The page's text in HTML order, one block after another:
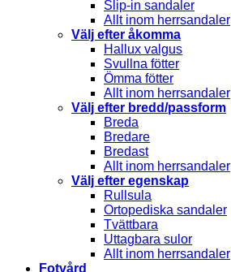
Slip-in sandaler
Allt inom herrsandaler
Välj efter åkomma
Hallux valgus
Svullna fötter
Ömma fötter
Allt inom herrsandaler
Välj efter bredd/passform
Breda
Bredare
Bredast
Allt inom herrsandaler
Välj efter egenskap
Rullsula
Ortopediska sandaler
Tvättbara
Uttagbara sulor
Allt inom herrsandaler
Fotvård